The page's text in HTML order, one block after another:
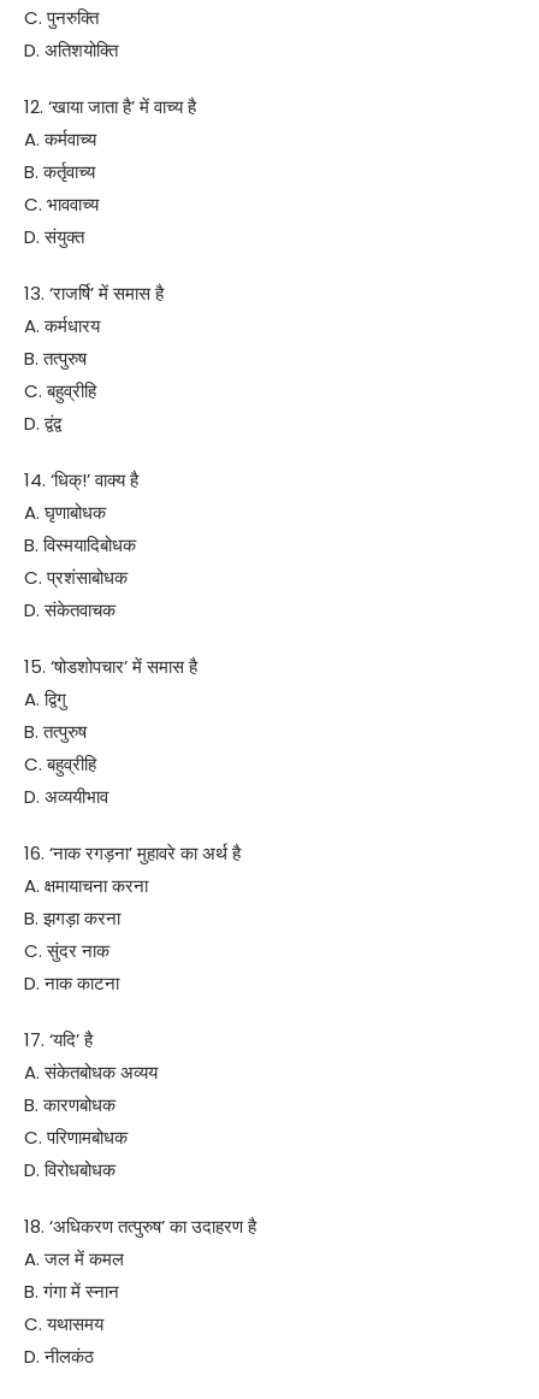
C. पुनरुक्ति
D. अतिशयोक्ति
12. ‘खाया जाता है’ में वाच्य है
A. कर्मवाच्य
B. कर्तृवाच्य
C. भाववाच्य
D. संयुक्त
13. ‘राजर्षि’ में समास है
A. कर्मधारय
B. तत्पुरुष
C. बहुव्रीहि
D. द्वंद्व
14. ‘धिक्!’ वाक्य है
A. घृणाबोधक
B. विस्मयादिबोधक
C. प्रशंसाबोधक
D. संकेतवाचक
15. ‘षोडशोपचार’ में समास है
A. द्विगु
B. तत्पुरुष
C. बहुव्रीहि
D. अव्ययीभाव
16. ‘नाक रगड़ना’ मुहावरे का अर्थ है
A. क्षमायाचना करना
B. झगड़ा करना
C. सुंदर नाक
D. नाक काटना
17. ‘यदि’ है
A. संकेतबोधक अव्यय
B. कारणबोधक
C. परिणामबोधक
D. विरोधबोधक
18. ‘अधिकरण तत्पुरुष’ का उदाहरण है
A. जल में कमल
B. गंगा में स्नान
C. यथासमय
D. नीलकंठ